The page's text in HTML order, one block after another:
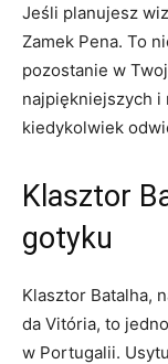
Jeśli planujesz
Zamek Pena. To
pozostanie w
najpiękniejszych i
kiedykolwiek
Klasztor
gotyku
Klasztor Batalha,
da Vitória, to
w⁣ Portugalii.